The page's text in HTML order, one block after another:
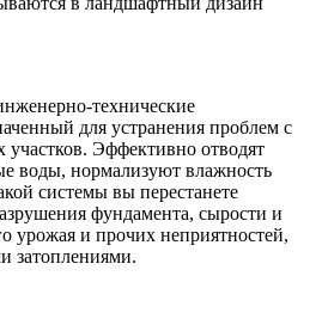
технические
для устранения проблем с
Эффективно отводят
воды, нормализуют влажность
системы вы перестанете
фундамента, сырости и
урожая и прочих неприятностей,
затоплениями.